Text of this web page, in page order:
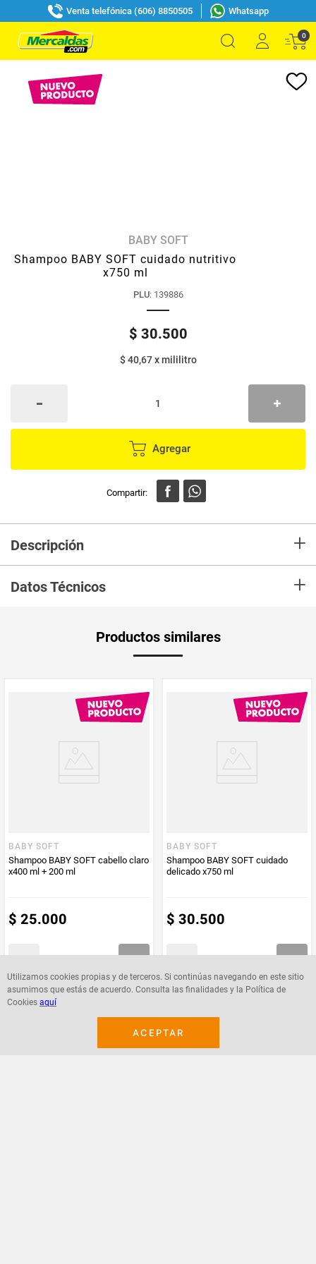
Venta telefónica (606) 8850505 Whatsapp
0
Utilizamos cookies propias y de terceros. Si continúas navegando en este sitio
asumimos que estás de acuerdo. Consulta las finalidades y la Política de
Cookies aquí
ACEPTAR
BABY SOFT
Shampoo BABY SOFT cuidado nutritivo
x750 ml
PLU: 139886
$ 30.500
$ 40,67xmililitro
Agregar
Descripción +
Datos Técnicos +
750
PUM - Unidad
de Medida
Productos similares
BABY SOFT
Shampoo BABY SOFT cabello claro
x400 ml + 200 ml
$ 25.000
BABY SOFT
Shampoo BABY SOFT cuidado
delicado x750 ml
$ 30.500